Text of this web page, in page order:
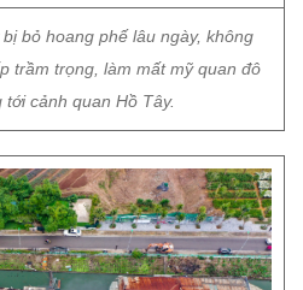
bỏ hoang phế lâu ngày, không
trầm trọng, làm mất mỹ quan đô
cảnh quan Hồ Tây.